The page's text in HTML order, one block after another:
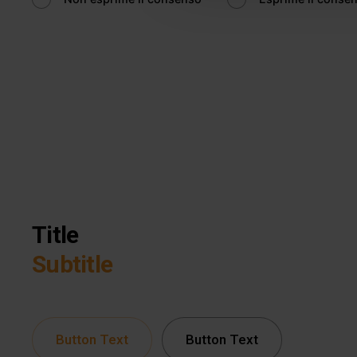
Title
Subtitle
Button Text Button Text